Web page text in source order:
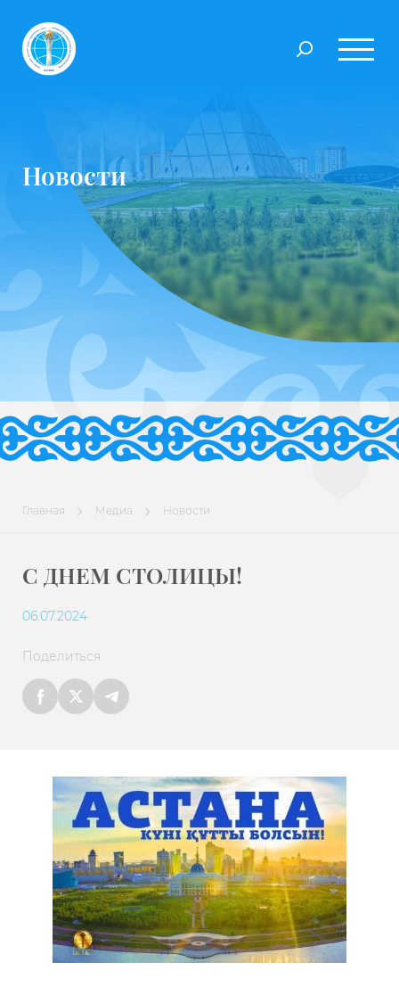
Новости
Главная Медиа Новости
С ДНЕМ СТОЛИЦЫ!
06.07.2024
Поделиться